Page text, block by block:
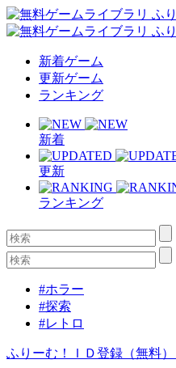
新着ゲーム
更新ゲーム
ランキング
新着
更新
ランキング
#ホラー
#探索
#レトロ
ふりーむ！ＩＤ登録（無料）